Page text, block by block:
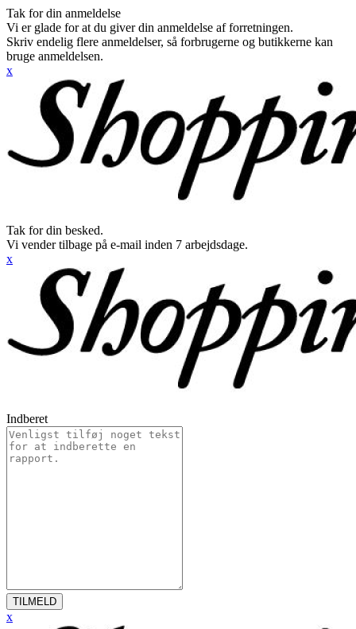
Tak for din anmeldelse
Vi er glade for at du giver din anmeldelse af forretningen.
Skriv endelig flere anmeldelser, så forbrugerne og butikkerne kan
bruge anmeldelsen.
x
Tak for din besked.
Vi vender tilbage på e-mail inden 7 arbejdsdage.
x
Indberet
TILMELD
x